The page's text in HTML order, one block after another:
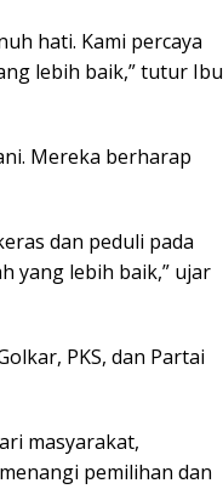
hati. Kami percaya
lebih baik,” tutur Ibu
Mereka berharap
dan peduli pada
yang lebih baik,” ujar
PKS, dan Partai
masyarakat,
pemilihan dan